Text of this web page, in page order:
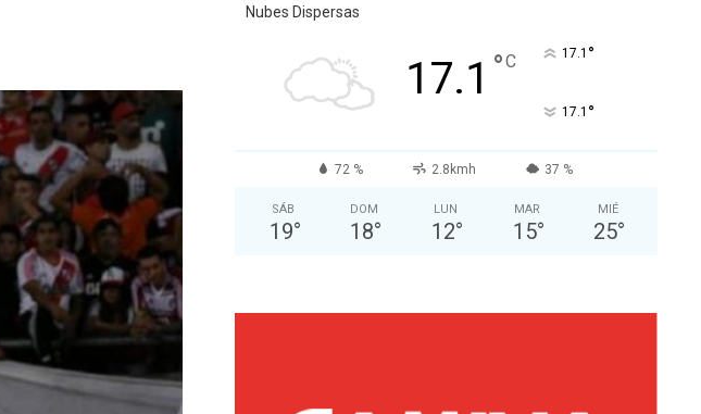
Nubes Dispersas
17.1 °C 17.1 °
17.1 °
72 % 2.8kmh 37 %
SÁB
19°
DOM
18°
LUN
12°
MAR
15°
MIÉ
25°